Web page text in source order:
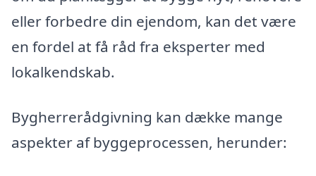
eller forbedre din ejendom, kan det være
en fordel at få råd fra eksperter med
lokalkendskab.
Bygherrerådgivning kan dække mange
aspekter af byggeprocessen, herunder: